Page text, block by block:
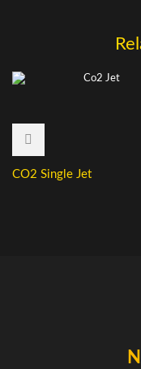
CO2 Single Jet